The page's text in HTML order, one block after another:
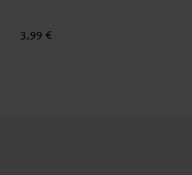
3,99 €